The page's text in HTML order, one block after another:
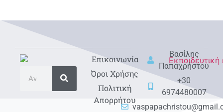
Eπικοινωνία
Όροι Χρήσης
Πολιτική
Απορρήτου
Βασίλης
Παπαχρήστου
+30
6974480007